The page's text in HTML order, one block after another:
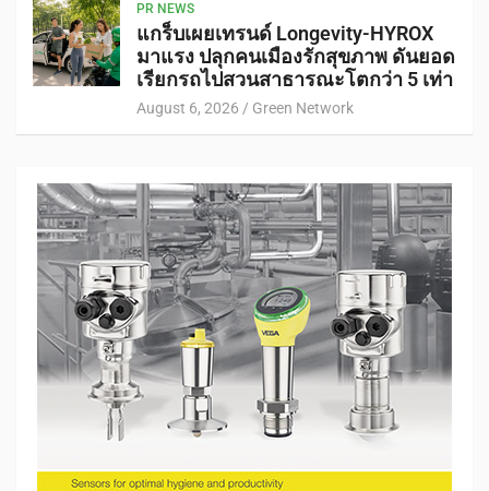
PR NEWS
แกร็บเผยเทรนด์ Longevity-HYROX
มาแรง ปลุกคนเมืองรักสุขภาพ ดันยอด
เรียกรถไปสวนสาธารณะโตกว่า 5 เท่า
August 6, 2026 Green Network